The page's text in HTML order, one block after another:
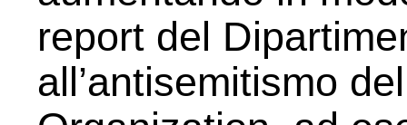
report del
all’antisemitismo